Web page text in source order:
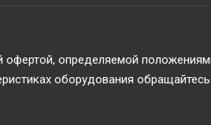
офертой, определяемой
оборудования обращайтесь